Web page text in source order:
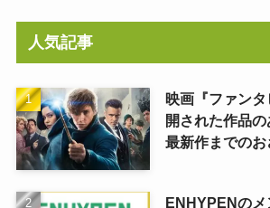
人気記事
映画『ファン
開された作品の
最新作までのお
ENHYPENのメ